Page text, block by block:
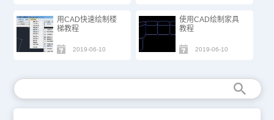
用CAD快速绘制楼
梯教程
2019-06-10
使用CAD绘制家具
教程
2019-06-10